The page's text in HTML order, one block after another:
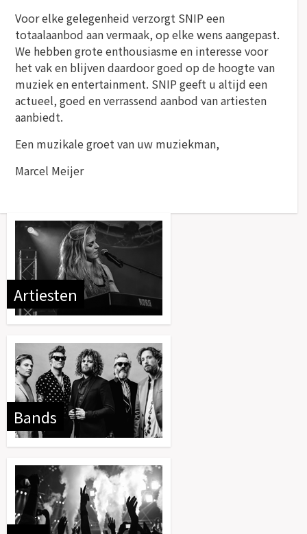
Voor elke gelegenheid verzorgt SNIP een
totaalaanbod aan vermaak, op elke wens aangepast.
We hebben grote enthousiasme en interesse voor
het vak en blijven daardoor goed op de hoogte van
muziek en entertainment. SNIP geeft u altijd een
actueel, goed en verrassend aanbod van artiesten
aanbiedt.
Een muzikale groet van uw muziekman,
Marcel Meijer
Artiesten
Bands